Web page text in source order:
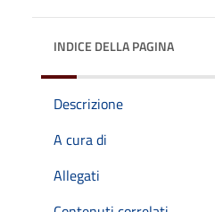
INDICE DELLA PAGINA
Descrizione
A cura di
Allegati